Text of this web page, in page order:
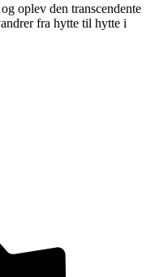
oplev den transcendente
fra hytte til hytte i